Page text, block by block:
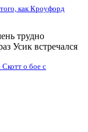
как Кроуфорд
трудно
Усик встречался
о бое с